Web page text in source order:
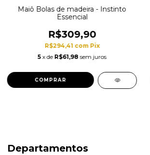
Maiô Bolas de madeira - Instinto
Essencial
R$309,90
R$294,41 com Pix
5 x de R$61,98 sem juros
COMPRAR
Departamentos